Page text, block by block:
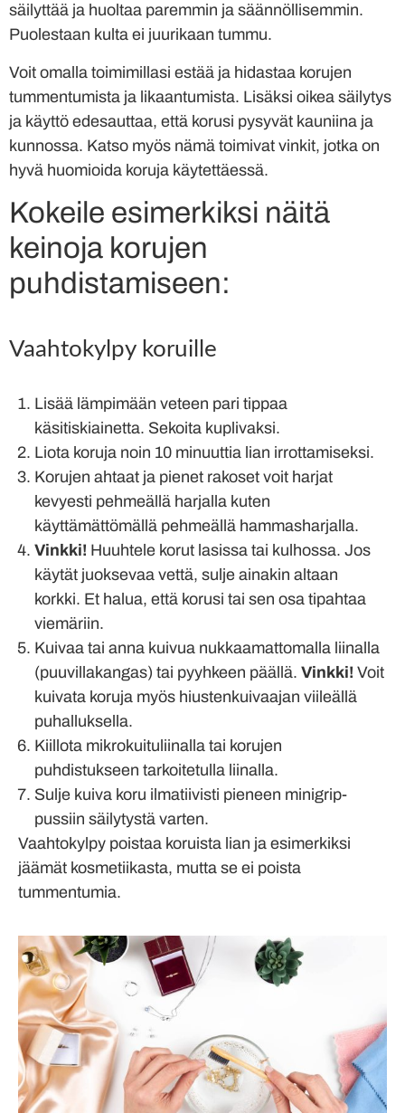
säilyttää ja huoltaa paremmin ja säännöllisemmin.
Puolestaan kulta ei juurikaan tummu.
Voit omalla toimimillasi estää ja hidastaa korujen
tummentumista ja likaantumista. Lisäksi oikea säilytys
ja käyttö edesauttaa, että korusi pysyvät kauniina ja
kunnossa. Katso myös nämä toimivat vinkit, jotka on
hyvä huomioida koruja käytettäessä.
Kokeile esimerkiksi näitä
keinoja korujen
puhdistamiseen:
Vaahtokylpy koruille
Lisää lämpimään veteen pari tippaa
käsitiskiainetta. Sekoita kuplivaksi.
Liota koruja noin 10 minuuttia lian irrottamiseksi.
Korujen ahtaat ja pienet rakoset voit harjat
kevyesti pehmeällä harjalla kuten
käyttämättömällä pehmeällä hammasharjalla.
Vinkki! Huuhtele korut lasissa tai kulhossa. Jos
käytät juoksevaa vettä, sulje ainakin altaan
korkki. Et halua, että korusi tai sen osa tipahtaa
viemäriin.
Kuivaa tai anna kuivua nukkaamattomalla liinalla
(puuvillakangas) tai pyyhkeen päällä. Vinkki! Voit
kuivata koruja myös hiustenkuivaajan viileällä
puhalluksella.
Kiillota mikrokuituliinalla tai korujen
puhdistukseen tarkoitetulla liinalla.
Sulje kuiva koru ilmatiivisti pieneen minigrip-
pussiin säilytystä varten.
Vaahtokylpy poistaa koruista lian ja esimerkiksi
jäämät kosmetiikasta, mutta se ei poista
tummentumia.